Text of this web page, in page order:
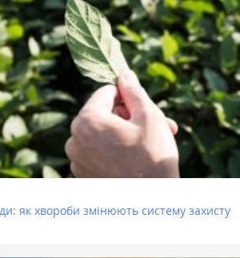
як хвороби змінюють систему захисту